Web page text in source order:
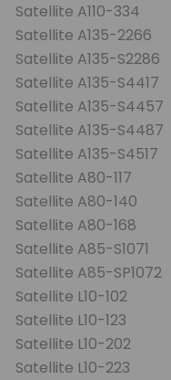
Satellite A110-334
Satellite A135-2266
Satellite A135-S2286
Satellite A135-S4417
Satellite A135-S4457
Satellite A135-S4487
Satellite A135-S4517
Satellite A80-117
Satellite A80-140
Satellite A80-168
Satellite A85-S1071
Satellite A85-SP1072
Satellite L10-102
Satellite L10-123
Satellite L10-202
Satellite L10-223